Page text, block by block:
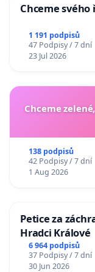
Chceme svého
1 191 podpisů
47 Podpisy / 7 dní
23 Jul 2026
Chceme
138 podpisů
42 Podpisy / 7 dní
1 Aug 2026
Petice za
Hradci Králové
6 964 podpisů
37 Podpisy / 7 dní
30 Jun 2026